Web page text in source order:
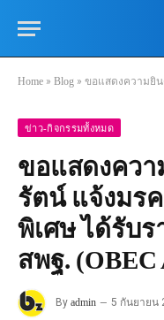
Home » Blog » ขอแสดงความยินดีกับ นางสาวศิริ
ข่าว-กิจกรรมทั้งหมด
ขอแสดงควา
รัตน์ แจ้งมร
พิเศษ ได้รับ
สพฐ. (OBEC
By admin 5 กันยายน